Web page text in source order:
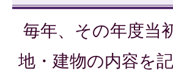
毎年、その年度当
地・建物の内容を